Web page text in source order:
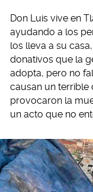
Don Luis vive en
ayudando a los
los lleva a su
donativos que la
adopta, pero no
causan un terrible
provocaron la
un acto que no